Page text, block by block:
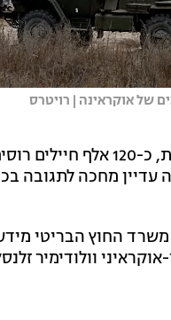
של אוקראינה | רויטרס
בתוך כך, לפי הערכות
עדיין מחכה לתגובה
החוץ הבריטי
וולודימיר